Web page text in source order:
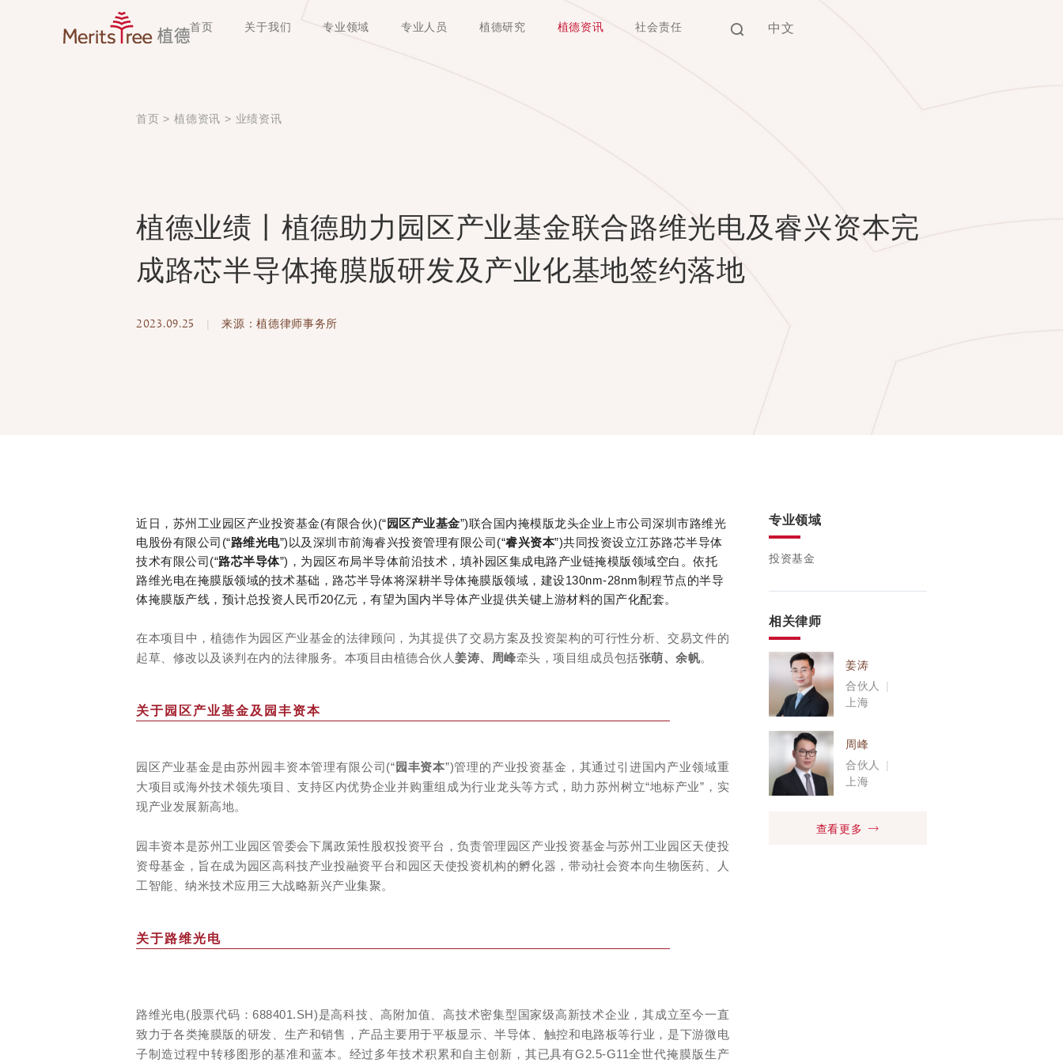
首页 关于我们 专业领域 专业人员 植德研究 植德资讯 社会责任 中文
首页 > 植德资讯 > 业绩资讯
植德业绩丨植德助力园区产业基金联合路维光电及睿兴资本完
成路芯半导体掩膜版研发及产业化基地签约落地
2023.09.25 | 来源：植德律师事务所
近日，苏州工业园区产业投资基金(有限合伙)(“ 园区产业基金”)联合国内掩模版龙头企业上市公司深圳市路维光
电股份有限公司(“路维光电”)以及深圳市前海睿兴投资管理有限公司(“睿兴资本”)共同投资设立江苏路芯半导体
技术有限公司(“路芯半导体”)，为园区布局半导体前沿技术，填补园区集成电路产业链掩模版领域空白。依托
路维光电在掩膜版领域的技术基础，路芯半导体将深耕半导体掩膜版领域，建设130nm-28nm制程节点的半导
体掩膜版产线，预计总投资人民币20亿元，有望为国内半导体产业提供关键上游材料的国产化配套。
在本项目中，植德作为园区产业基金的法律顾问，为其提供了交易方案及投资架构的可行性分析、交易文件的
起草、修改以及谈判在内的法律服务。本项目由植德合伙人 姜涛、周峰牵头，项目组成员包括张萌、余帆。
关于园区产业基金及园丰资本
园区产业基金是由苏州园丰资本管理有限公司(“ 园丰资本”)管理的产业投资基金，其通过引进国内产业领域重
大项目或海外技术领先项目、支持区内优势企业并购重组成为行业龙头等方式，助力苏州树立“地标产业”，实
现产业发展新高地。
园丰资本是苏州工业园区管委会下属政策性股权投资平台，负责管理园区产业投资基金与苏州工业园区天使投
资母基金，旨在成为园区高科技产业投融资平台和园区天使投资机构的孵化器，带动社会资本向生物医药、人
工智能、纳米技术应用三大战略新兴产业集聚。
关于路维光电
路维光电(股票代码：688401.SH)是高科技、高附加值、高技术密集型国家级高新技术企业，其成立至今一直
致力于各类掩膜版的研发、生产和销售，产品主要用于平板显示、半导体、触控和电路板等行业，是下游微电
子制造过程中转移图形的基准和蓝本。经过多年技术积累和自主创新，其已具有G2.5-G11全世代掩膜版生产
专业领域
投资基金
相关律师
姜涛
合伙人
|
上海
周峰
合伙人
|
上海
查看更多